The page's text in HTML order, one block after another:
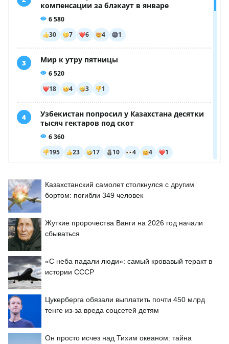
Казахстанский самолет столкнулся с другим
бортом: погибли 349 человек
Жуткие пророчества Ванги на 2026 год начали
сбываться
«С неба падали люди»: самый кровавый теракт в
истории СССР
Цукерберга обязали выплатить почти 450 млрд
тенге из-за вреда соцсетей детям
Он просто исчез над Тихим океаном: тайна